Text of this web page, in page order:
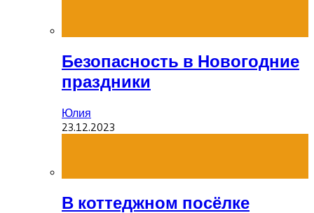
Безопасность в Новогодние
праздники
Юлия
23.12.2023
В коттеджном посёлке